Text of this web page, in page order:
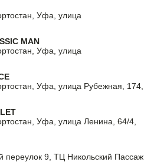
Уфа, улица
MAN
Уфа, улица
Уфа, улица Рубежная, 174,
Уфа, улица Ленина, 64/4,
переулок 9, ТЦ Никольский Пассаж